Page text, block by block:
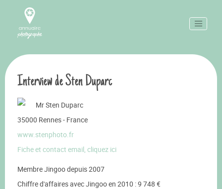
Interview de Sten Duparc
Mr Sten Duparc
35000 Rennes - France
www.stenphoto.fr
Fiche et contact email, cliquez ici
Membre Jingoo depuis 2007
Chiffre d'affaires avec Jingoo en 2010 : 9 748 €